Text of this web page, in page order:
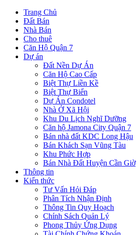
Trang Chủ
Đất Bán
Nhà Bán
Cho thuê
Căn Hộ Quận 7
Dự án
Đất Nền Dự Án
Căn Hộ Cao Cấp
Biệt Thự Liền Kề
Biệt Thự Biển
Dự Án Condotel
Nhà Ở Xã Hội
Khu Du Lịch Nghĩ Dưỡng
Căn hộ Jamona City Quận 7
Bán nhà đất KDC Long Hậu
Bán Khách Sạn Vũng Tàu
Khu Phức Hợp
Bán Nhà Đất Huyện Cần Giờ
Thông tin
Kiến thức
Tư Vấn Hỏi Đáp
Phân Tích Nhận Định
Thông Tin Quy Hoạch
Chính Sách Quản Lý
Phong Thủy Ứng Dụng